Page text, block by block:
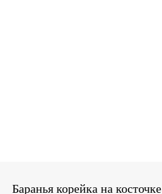
Баранья корейка на косточке